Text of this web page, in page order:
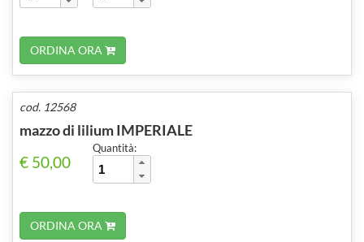
ORDINA ORA
cod. 12568
mazzo di lilium IMPERIALE
€ 50,00
Quantità:
ORDINA ORA